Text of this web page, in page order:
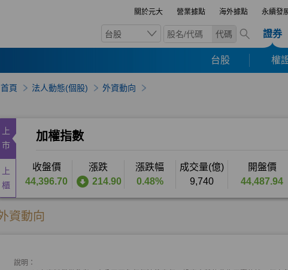
關於元大 營業據點 海外據點 永續發
台股 代碼 證券
台股 權
首頁 法人動態(個股) 外資動向